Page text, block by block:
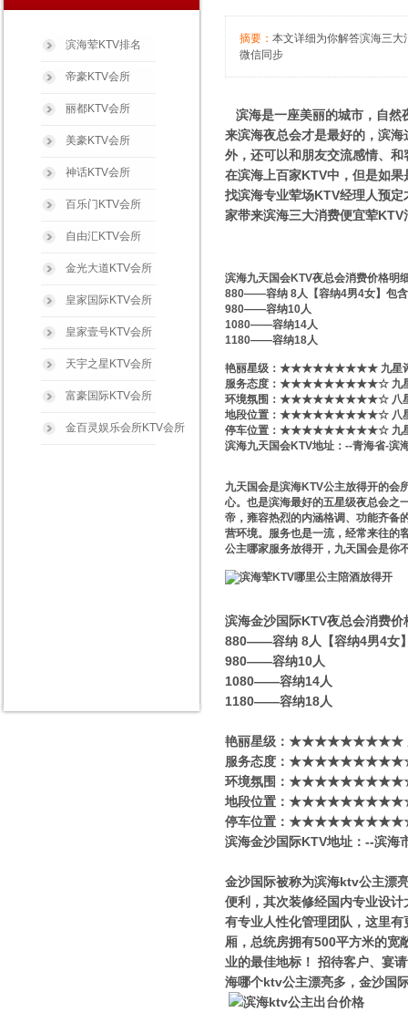
摘要： 本文详细为你解答滨海三
微信同步
滨海是一座美丽的城市，自然
来滨海夜总会才是最好的，滨
外，还可以和朋友交流感情、
在滨海上百家KTV中，但是如
找滨海专业荤场KTV经理人预
家带来滨海三大消费便宜荤
滨海九天国会KTV夜总会消费价格明
880——容纳 8人【容纳4男4女】包
980——容纳10人
1080——容纳14人
1180——容纳18人
艳丽星级​‌‌：★★★★★★★★★ 九星
服务态度：★★★★★★★★★☆ 九
环境氛围：★★★★★★★★★☆ 八星
地段位置：★★★★★★★★★☆ 八
停车位置：★★★★★★★★★☆ 九
滨海九天国会KTV地址：--青海省-滨
九天国会是滨海KTV公主放得开的会
心。也是滨海最好的五星级夜总会之
帝，雍容热烈的内涵格调、功能齐备
营环境。服务也是一流，经常来往的
公主哪家服务放得开，九天国会是你
滨海金沙国际KTV夜总会消费价
880——容纳 8人【容纳4男4女
980——容纳10人
1080——容纳14人
1180——容纳18人
艳丽星级​‌‌：★★★★★★★★★
服务态度：★★★★★★★★★☆
环境氛围：★★★★★★★★★☆
地段位置：★★★★★★★★★☆
停车位置：★★★★★★★★★☆
滨海金沙国际KTV地址：--滨海
金沙国际被称为滨海ktv公主漂
便利，其次装修经国内专业设
有专业人性化管理团队，这里
厢，总统房拥有500平方米的宽
业的最佳地标！ 招待客户、宴
海哪个ktv公主漂亮多，金沙国
滨海荤KTV排名
帝豪KTV会所
丽都KTV会所
美豪KTV会所
神话KTV会所
百乐门KTV会所
自由汇KTV会所
金光大道KTV会所
皇家国际KTV会所
皇家壹号KTV会所
天宇之星KTV会所
富豪国际KTV会所
金百灵娱乐会所KTV会所